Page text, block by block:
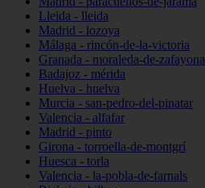
Lleida - lleida
Madrid - lozoya
Málaga - rincón-de-la-victoria
Granada - moraleda-de-zafayona
Badajoz - mérida
Huelva - huelva
Murcia - san-pedro-del-pinatar
Valencia - alfafar
Madrid - pinto
Girona - torroella-de-montgrí
Huesca - torla
Valencia - la-pobla-de-farnals